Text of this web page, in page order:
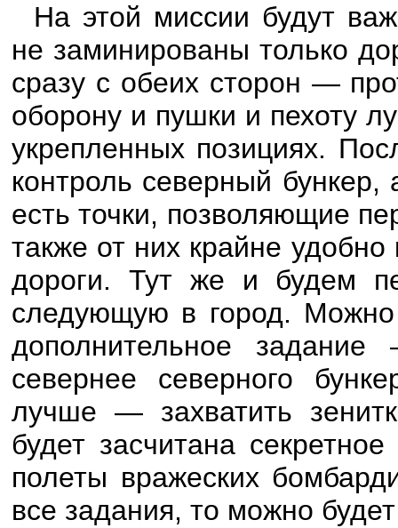
На этой миссии будут
не заминированы только
сразу с обеих сторон —
оборону и пушки и пехоту
укрепленных позициях.
контроль северный
есть точки, позволяющие
также от них крайне
дороги. Тут же и будем
следующую в город. Можно
дополнительное
севернее северного
лучше — захватить
будет засчитана
полеты вражеских
все задания, то можно